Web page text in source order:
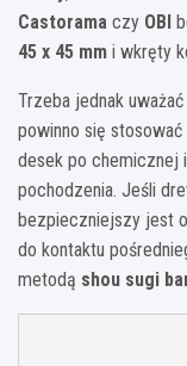
Castorama czy OBI
45 x 45 mm i wkręty
Trzeba jednak
powinno się
desek po chemicznej
pochodzenia. Jeśli
bezpieczniejszy jest
do kontaktu
metodą shou sugi